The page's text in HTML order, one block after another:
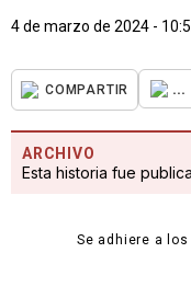
4 de marzo de 2024 -
COMPARTIR ...
ARCHIVO
Esta historia fue
Se adhiere a